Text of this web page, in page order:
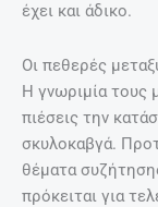
έχει και άδικο.
Οι πεθερές
Η γνωριμία τους
πιέσεις την
σκυλοκαβγά.
θέματα
πρόκειται για